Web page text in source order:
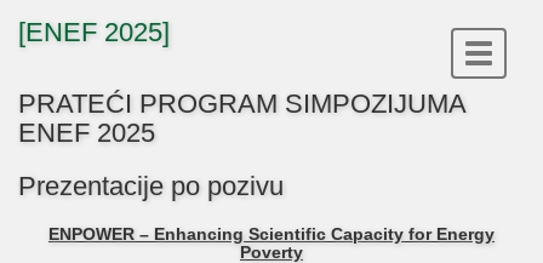
[ENEF 2025]
PRATEĆI PROGRAM SIMPOZIJUMA
ENEF 2025
Prezentacije po pozivu
ENPOWER – Enhancing Scientific Capacity for Energy
Poverty